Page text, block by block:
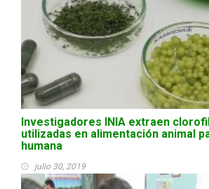
Investigadores INIA extraen
utilizadas en alimentación animal
humana
julio 30, 2019